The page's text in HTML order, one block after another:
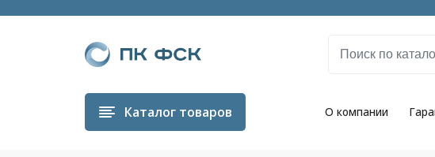
Каталог товаров О компании